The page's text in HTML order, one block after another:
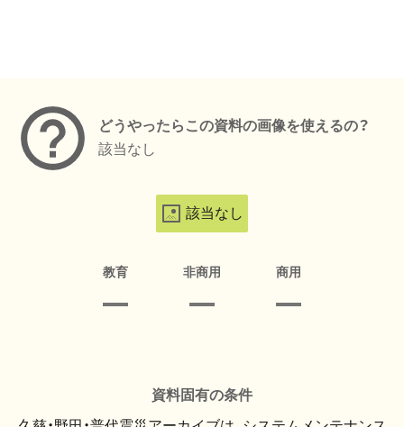
どうやったらこの資料の画像を使えるの？
該当なし
該当なし
教育 非商用 商用
資料固有の条件